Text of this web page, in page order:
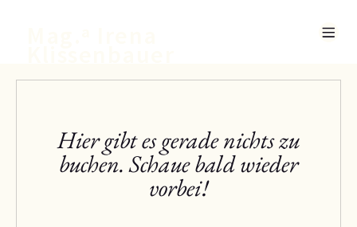
Hier gibt es gerade nichts zu
buchen. Schaue bald wieder
vorbei!